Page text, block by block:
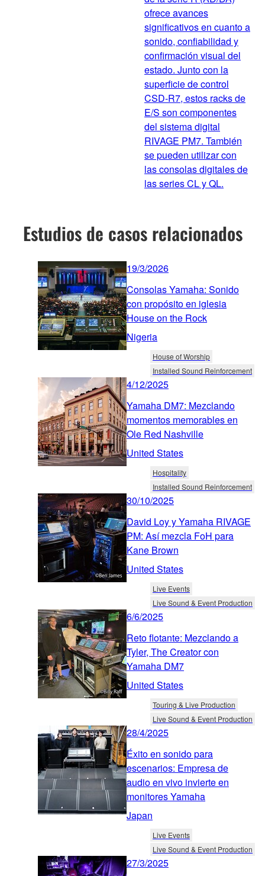
ofrece avances
significativos en cuanto a
sonido, confiabilidad y
confirmación visual del
estado. Junto con la
superficie de control
CSD-R7, estos racks de
E/S son componentes
del sistema digital
RIVAGE PM7. También
se pueden utilizar con
las consolas digitales de
las series CL y QL.
Estudios de casos relacionados
19/3/2026
Consolas Yamaha: Sonido
con propósito en iglesia
House on the Rock
Nigeria
House of Worship
Installed Sound Reinforcement
4/12/2025
Yamaha DM7: Mezclando
momentos memorables en
Ole Red Nashville
United States
Hospitality
Installed Sound Reinforcement
30/10/2025
David Loy y Yamaha RIVAGE
PM: Así mezcla FoH para
Kane Brown
United States
Live Events
Live Sound & Event Production
6/6/2025
Reto flotante: Mezclando a
Tyler, The Creator con
Yamaha DM7
United States
Touring & Live Production
Live Sound & Event Production
28/4/2025
Éxito en sonido para
escenarios: Empresa de
audio en vivo invierte en
monitores Yamaha
Japan
Live Events
Live Sound & Event Production
27/3/2025